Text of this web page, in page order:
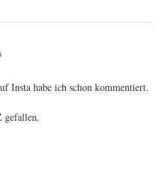
Insta habe ich schon kommentiert.
gefallen.